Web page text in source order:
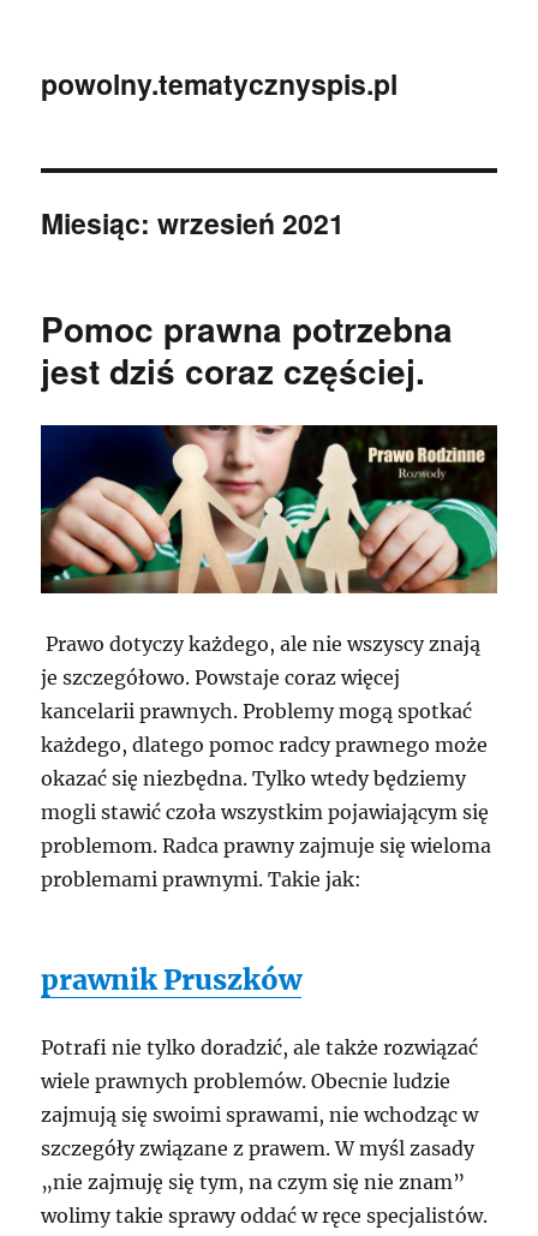
powolny.tematycznyspis.pl
Miesiąc:wrzesień 2021
Pomoc prawna potrzebna
jest dziś coraz częściej.
Prawo dotyczy każdego, ale nie wszyscy znają
je szczegółowo. Powstaje coraz więcej
kancelarii prawnych. Problemy mogą spotkać
każdego, dlatego pomoc radcy prawnego może
okazać się niezbędna. Tylko wtedy będziemy
mogli stawić czoła wszystkim pojawiającym się
problemom. Radca prawny zajmuje się wieloma
problemami prawnymi. Takie jak:
prawnik Pruszków
Potrafi nie tylko doradzić, ale także rozwiązać
wiele prawnych problemów. Obecnie ludzie
zajmują się swoimi sprawami, nie wchodząc w
szczegóły związane z prawem. W myśl zasady
„nie zajmuję się tym, na czym się nie znam”
wolimy takie sprawy oddać w ręce specjalistów.